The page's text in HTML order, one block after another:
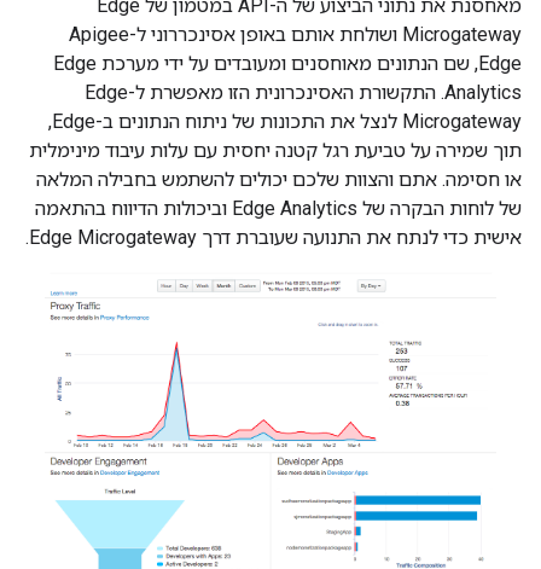
מאחסנת את נתוני הביצוע של ה-API במטמון של Edge
Microgateway ושולחת אותם באופן אסינכררוני ל-Apigee
Edge, שם הנתונים מאוחסנים ומעובדים על ידי מערכת Edge
Analytics. התקשורת האסינכרונית הזו מאפשרת ל-Edge
Microgateway לנצל את התכונות של ניתוח הנתונים ב-Edge,
תוך שמירה על טביעת רגל קטנה יחסית עם עלות עיבוד מינימלית
או חסימה. אתם והצוות שלכם יכולים להשתמש בחבילה המלאה
של לוחות הבקרה של Edge Analytics וביכולות הדיווח בהתאמה
אישית כדי לנתח את התנועה שעוברת דרך Edge Microgateway.